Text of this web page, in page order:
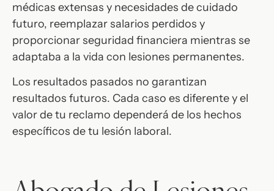
médicas extensas y necesidades de cuidado
futuro, reemplazar salarios perdidos y
proporcionar seguridad financiera mientras se
adaptaba a la vida con lesiones permanentes.
Los resultados pasados no garantizan
resultados futuros. Cada caso es diferente y el
valor de tu reclamo dependerá de los hechos
específicos de tu lesión laboral.